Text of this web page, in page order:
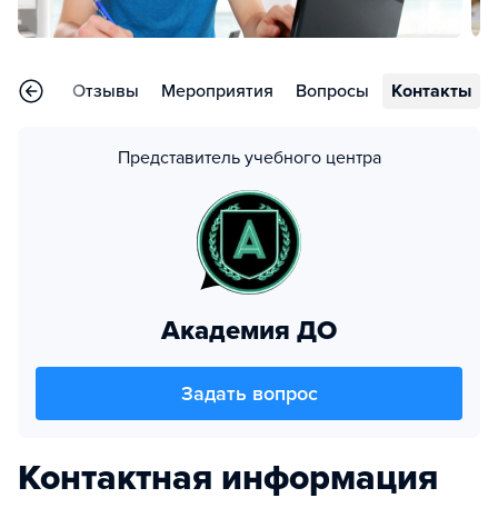
Отзывы Мероприятия Вопросы Контакты
Представитель учебного центра
Академия ДО
Задать вопрос
Контактная информация